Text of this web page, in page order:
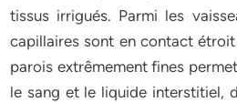
tissus irrigués. Parmi les
capillaires sont en contact
parois extrêmement fines
le sang et le liquide interstitiel,